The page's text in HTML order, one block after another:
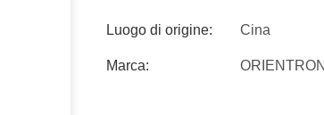
Luogo di origine: Cina
Marca: